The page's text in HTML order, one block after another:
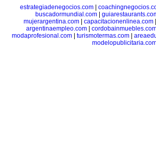
estrategiadenegocios.com
buscadormundial.com|
mujerargentina.com| capacitacionenlinea.com
argentinaempleo.com|
modaprofesional.com
turismotermas.com